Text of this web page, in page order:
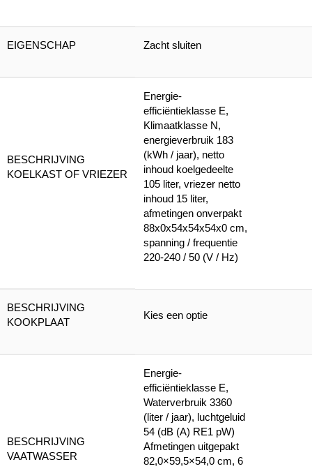
EIGENSCHAP Zacht sluiten
BESCHRIJVING
KOELKAST OF VRIEZER
Energie-
efficiëntieklasse E,
Klimaatklasse N,
energieverbruik 183
(kWh / jaar), netto
inhoud koelgedeelte
105 liter, vriezer netto
inhoud 15 liter,
afmetingen onverpakt
88x0x54x54x54x0 cm,
spanning / frequentie
220-240 / 50 (V / Hz)
BESCHRIJVING
KOOKPLAAT
Kies een optie
BESCHRIJVING
VAATWASSER
Energie-
efficiëntieklasse E,
Waterverbruik 3360
(liter / jaar), luchtgeluid
54 (dB (A) RE1 pW)
Afmetingen uitgepakt
82,0×59,5×54,0 cm, 6